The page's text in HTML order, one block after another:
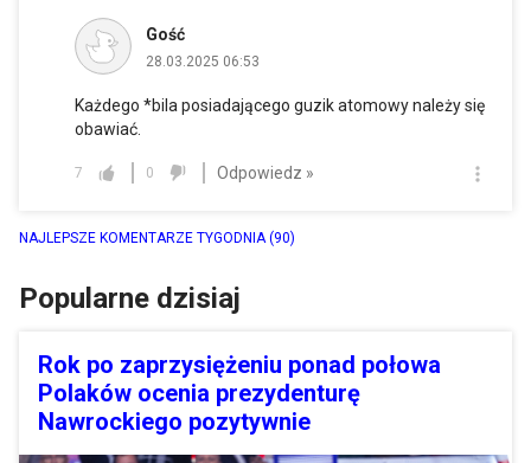
Gość
28.03.2025 06:53
Każdego *bila posiadającego guzik atomowy należy się
obawiać.
7 0 Odpowiedz »
NAJLEPSZE KOMENTARZE TYGODNIA(90)
Popularne dzisiaj
Rok po zaprzysiężeniu ponad połowa
Polaków ocenia prezydenturę
Nawrockiego pozytywnie